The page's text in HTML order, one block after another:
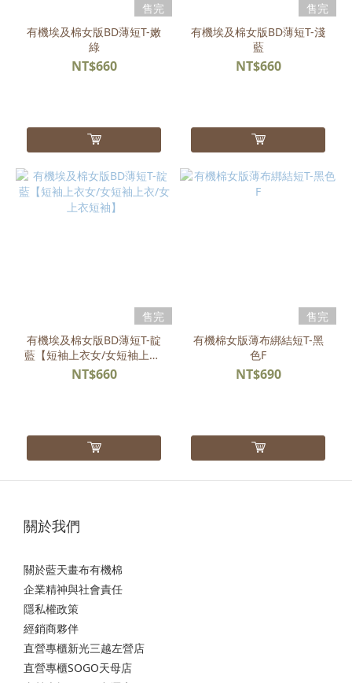
售完
有機埃及棉女版BD薄短T-嫩
綠
NT$660
售完
有機埃及棉女版BD薄短T-淺
藍
NT$660
售完
有機埃及棉女版BD薄短T-靛
藍【短袖上衣女/女短袖上衣/
女上衣短袖】
NT$660
售完
有機棉女版薄布綁結短T-黑
色F
NT$690
關於我們
關於藍天畫布有機棉
企業精神與社會責任
隱私權政策
經銷商夥伴
直營專櫃新光三越左營店
直營專櫃SOGO天母店